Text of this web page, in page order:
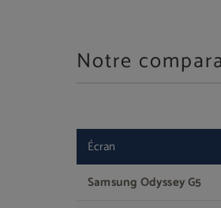
Notre
Écran
Samsung Odyssey G5